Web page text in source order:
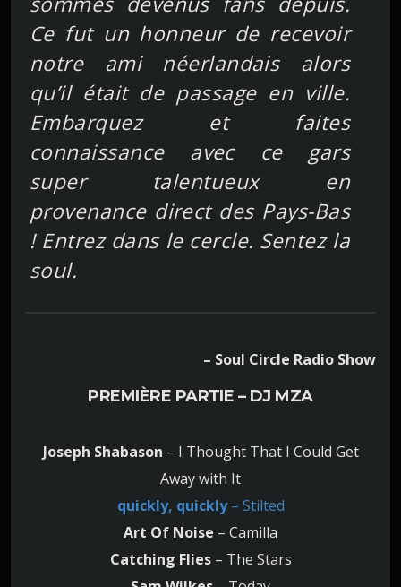
Ce fut un honneur de recevoir
notre ami néerlandais alors
qu’il était de passage en ville.
Embarquez et faites
connaissance avec ce gars
super talentueux en
provenance direct des Pays-Bas
! Entrez dans le cercle. Sentez la
soul.
– Soul Circle Radio Show
PREMIÈRE PARTIE – DJ MZA
Joseph Shabason – I Thought That I Could Get
Away with It
quickly, quickly– Stilted
Art Of Noise – Camilla
Catching Flies– The Stars